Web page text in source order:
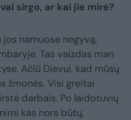
sirgo, ar kai jie mirė?
namuose negyvą,
Tas vaizdas man
Ačiū Dievui, kad mūsų
žmonės. Visi greitai
darbais. Po laidotuvių
kas nors būtų,